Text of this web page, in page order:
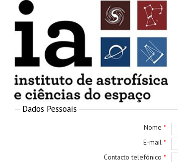
Dados Pessoais
Nome *
E-mail *
Contacto telefónico *